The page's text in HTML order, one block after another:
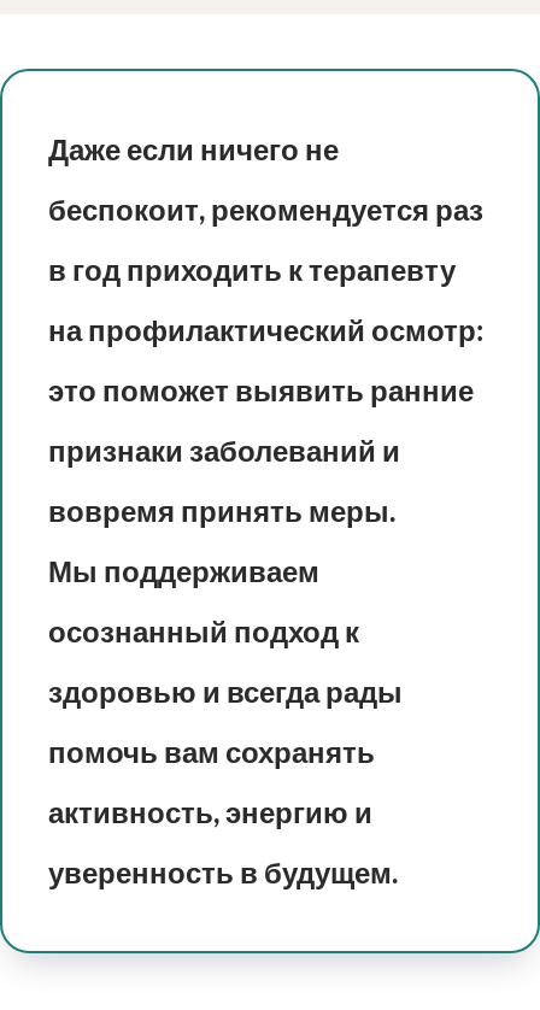
Даже если ничего не
беспокоит, рекомендуется раз
в год приходить к терапевту
на профилактический осмотр:
это поможет выявить ранние
признаки заболеваний и
вовремя принять меры.
Мы поддерживаем
осознанный подход к
здоровью и всегда рады
помочь вам сохранять
активность, энергию и
уверенность в будущем.